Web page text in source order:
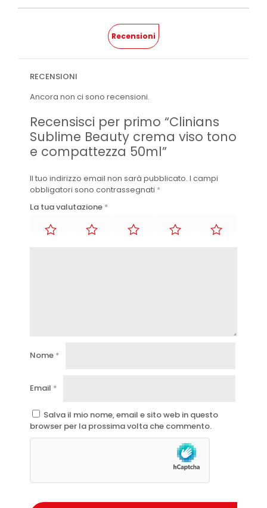
Recensioni
RECENSIONI
Ancora non ci sono recensioni.
Recensisci per primo “Clinians
Sublime Beauty crema viso tono
e compattezza 50ml”
Il tuo indirizzo email non sarà pubblicato. I campi
obbligatori sono contrassegnati *
La tua valutazione *
Nome *
Email *
Salva il mio nome, email e sito web in questo
browser per la prossima volta che commento.